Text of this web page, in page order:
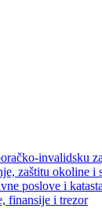
invalidsku
zaštitu okoline i
poslove i
finansije i trezor